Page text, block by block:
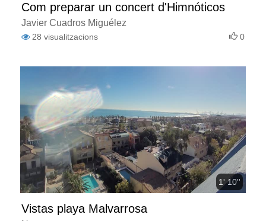
Com preparar un concert d'Himnóticos
Javier Cuadros Miguélez
28 visualitzacions 0
1' 10''
Vistas playa Malvarrosa